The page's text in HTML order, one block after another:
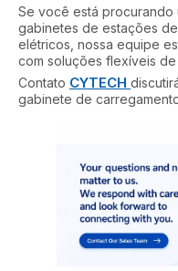
Se você está procurando
gabinetes de estações
elétricos, nossa equipe
com soluções flexíveis
Contato CYTECH
gabinete de